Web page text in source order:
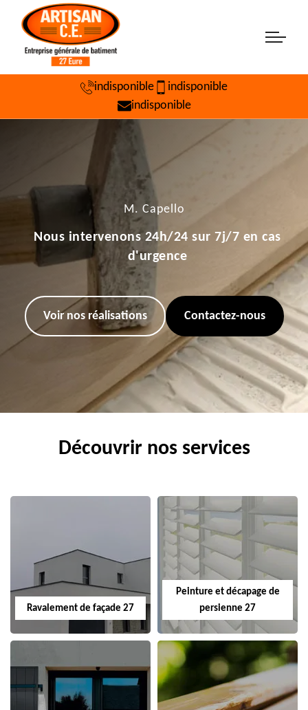
indisponible
indisponible
indisponible
M. Capello
Nous intervenons 24h/24 sur 7j/7 en cas
d'urgence
Voir nos réalisations Contactez-nous
Découvrir nos services
Ravalement de façade 27
Peinture et décapage de
persienne 27